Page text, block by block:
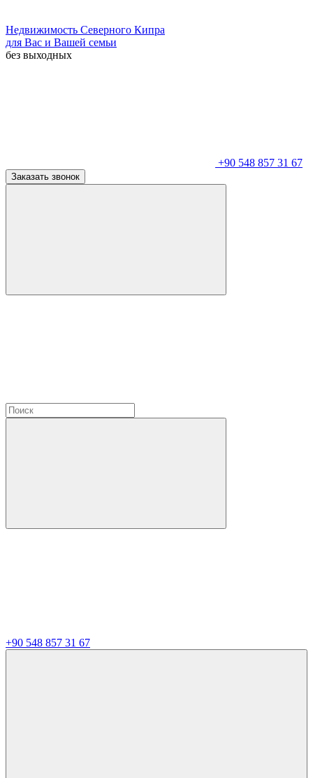
Недвижимость Северного Кипра
для Вас и Вашей семьи
без выходных
+90 548 857 31 67
Заказать звонок
+90 548 857 31 67